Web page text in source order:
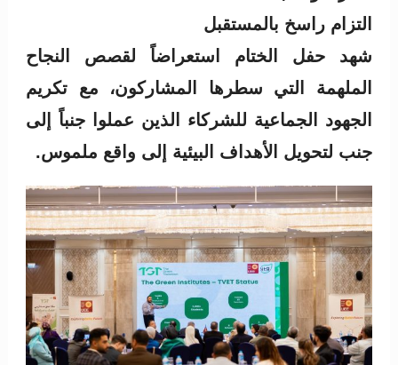
التزام راسخ بالمستقبل
شهد حفل الختام استعراضاً لقصص النجاح
الملهمة التي سطرها المشاركون، مع تكريم
الجهود الجماعية للشركاء الذين عملوا جنباً إلى
جنب لتحويل الأهداف البيئية إلى واقع ملموس.